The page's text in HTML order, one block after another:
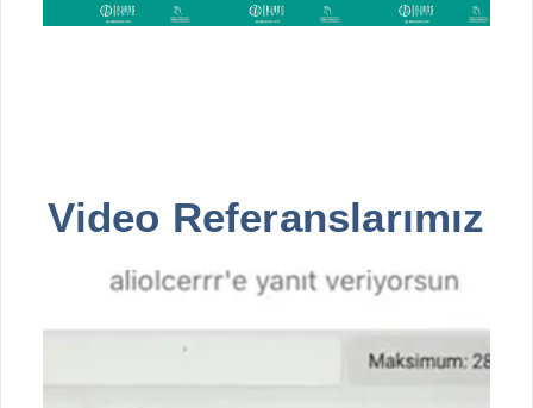
Video Referanslarımız